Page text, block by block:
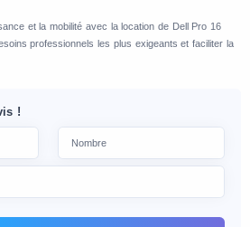
et la mobilité avec la location de Dell Pro 16
professionnels les plus exigeants et faciliter la
!